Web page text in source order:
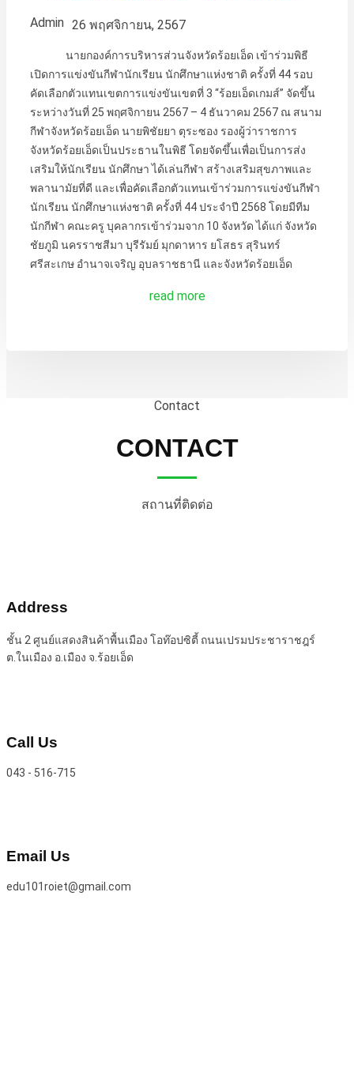
Admin 26 พฤศจิกายน, 2567
นายกองค์การบริหารส่วนจังหวัดร้อยเอ็ด เข้าร่วมพิธี
เปิดการแข่งขันกีฬานักเรียน นักศึกษาแห่งชาติ ครั้งที่ 44 รอบ
คัดเลือกตัวแทนเขตการแข่งขันเขตที่ 3 “ร้อยเอ็ดเกมส์” จัดขึ้น
ระหว่างวันที่ 25 พฤศจิกายน 2567 – 4 ธันวาคม 2567 ณ สนาม
กีฬาจังหวัดร้อยเอ็ด นายพิชัยยา ตุระซอง รองผู้ว่าราชการ
จังหวัดร้อยเอ็ดเป็นประธานในพิธี โดยจัดขึ้นเพื่อเป็นการส่ง
เสริมให้นักเรียน นักศึกษา ได้เล่นกีฬา สร้างเสริมสุขภาพและ
พลานามัยที่ดี และเพื่อคัดเลือกตัวแทนเข้าร่วมการแข่งขันกีฬา
นักเรียน นักศึกษาแห่งชาติ ครั้งที่ 44 ประจำปี 2568 โดยมีทีม
นักกีฬา คณะครู บุคลากรเข้าร่วมจาก 10 จังหวัด ได้แก่ จังหวัด
ชัยภูมิ นครราชสีมา บุรีรัมย์ มุกดาหาร ยโสธร สุรินทร์
ศรีสะเกษ อำนาจเจริญ อุบลราชธานี และจังหวัดร้อยเอ็ด
read more
Contact
CONTACT
สถานที่ติดต่อ
Address
ชั้น 2 ศูนย์แสดงสินค้าพื้นเมือง โอท๊อปซิตี้ ถนนเปรมประชาราชฎร์
ต.ในเมือง อ.เมือง จ.ร้อยเอ็ด
Call Us
043 - 516-715
Email Us
edu101roiet@gmail.com